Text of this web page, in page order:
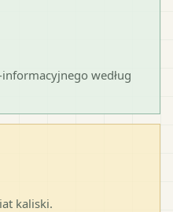
według
kaliski.